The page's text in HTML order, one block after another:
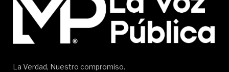
La Verdad, Nuestro compromiso.